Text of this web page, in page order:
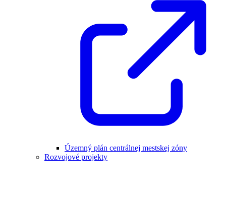
Územný plán centrálnej mestskej zóny
Rozvojové projekty